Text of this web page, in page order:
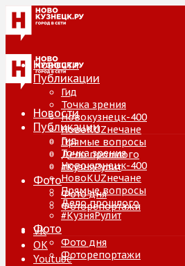
Новости
Публикации
Гид
Точка зрения
Новокузнецк-400
НовоKUZнечане
Прямые вопросы
Дело прошлого
#КузняРулит
Фото
Фото дня
Фоторепортажи
VK
ОК
Youtube
Новости
Публикации
Гид
Точка зрения
Новокузнецк-400
НовоKUZнечане
Прямые вопросы
Дело прошлого
#КузняРулит
Фото
Фото дня
Фоторепортажи